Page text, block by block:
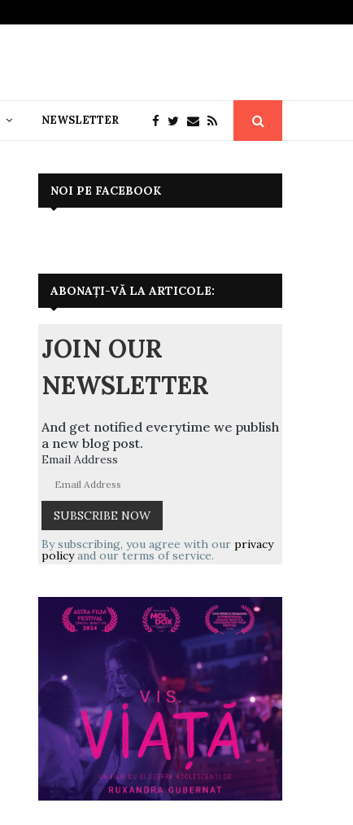
NEWSLETTER
NOI PE FACEBOOK
ABONAȚI-VĂ LA ARTICOLE:
JOIN OUR
NEWSLETTER
And get notified everytime we publish
a new blog post.
Email Address
By subscribing, you agree with our privacy
policyand our terms of service.